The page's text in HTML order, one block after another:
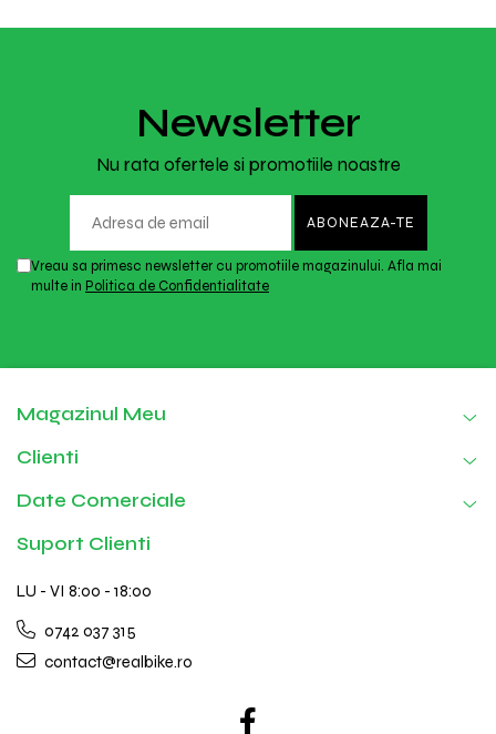
Newsletter
Nu rata ofertele si promotiile noastre
Vreau sa primesc newsletter cu promotiile magazinului. Afla mai
multe in Politica de Confidentialitate
Magazinul Meu
Clienti
Date Comerciale
Suport Clienti
LU - VI 8:00 - 18:00
0742 037 315
contact@realbike.ro